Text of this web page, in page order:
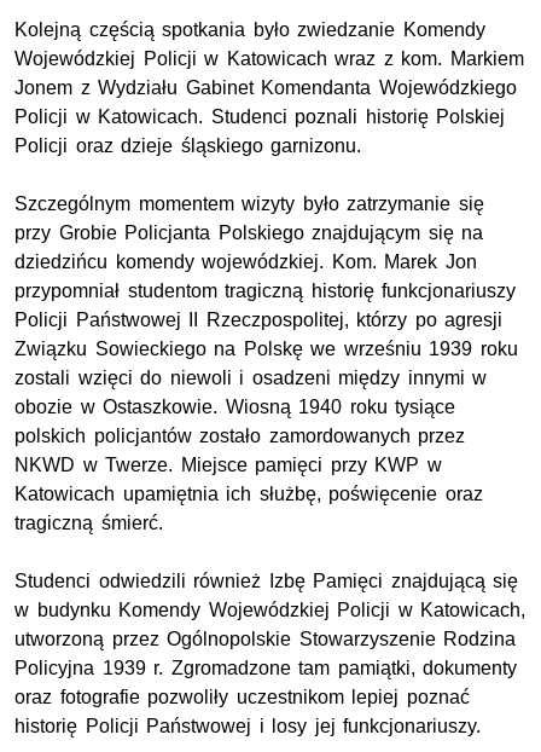
Kolejną częścią spotkania było zwiedzanie Komendy
Wojewódzkiej Policji w Katowicach wraz z kom. Markiem
Jonem z Wydziału Gabinet Komendanta Wojewódzkiego
Policji w Katowicach. Studenci poznali historię Polskiej
Policji oraz dzieje śląskiego garnizonu.
Szczególnym momentem wizyty było zatrzymanie się
przy Grobie Policjanta Polskiego znajdującym się na
dziedzińcu komendy wojewódzkiej. Kom. Marek Jon
przypomniał studentom tragiczną historię funkcjonariuszy
Policji Państwowej II Rzeczpospolitej, którzy po agresji
Związku Sowieckiego na Polskę we wrześniu 1939 roku
zostali wzięci do niewoli i osadzeni między innymi w
obozie w Ostaszkowie. Wiosną 1940 roku tysiące
polskich policjantów zostało zamordowanych przez
NKWD w Twerze. Miejsce pamięci przy KWP w
Katowicach upamiętnia ich służbę, poświęcenie oraz
tragiczną śmierć.
Studenci odwiedzili również Izbę Pamięci znajdującą się
w budynku Komendy Wojewódzkiej Policji w Katowicach,
utworzoną przez Ogólnopolskie Stowarzyszenie Rodzina
Policyjna 1939 r. Zgromadzone tam pamiątki, dokumenty
oraz fotografie pozwoliły uczestnikom lepiej poznać
historię Policji Państwowej i losy jej funkcjonariuszy.